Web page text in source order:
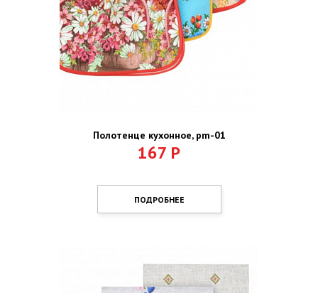
Полотенце кухонное, pm-01
167 Р
ПОДРОБНЕЕ